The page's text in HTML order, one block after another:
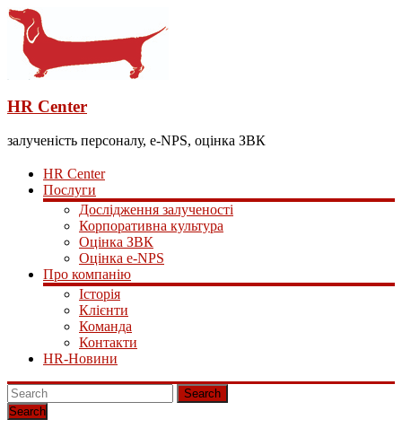
HR Center
залученість персоналу, e-NPS, оцінка ЗВК
HR Center
Послуги
Дослідження залученості
Корпоративна культура
Оцінка ЗВК
Оцінка e-NPS
Про компанію
Історія
Клієнти
Команда
Контакти
HR-Новини
Search